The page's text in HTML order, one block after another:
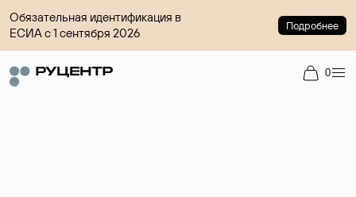
Обязательная идентификация в
ЕСИА с 1 сентября 2026
Подробнее
0